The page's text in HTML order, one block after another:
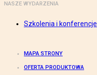
NASZE WYDARZENIA
Szkolenia i konferencje
MAPA STRONY
OFERTA PRODUKTOWA